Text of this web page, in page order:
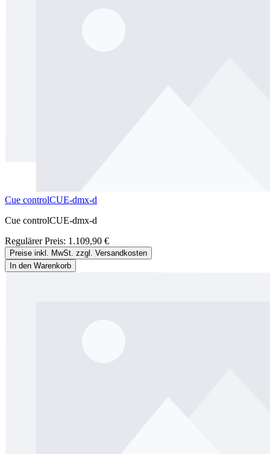
Cue controlCUE-dmx-d
Cue controlCUE-dmx-d
Regulärer Preis: 1.109,90 €
Preise inkl. MwSt. zzgl. Versandkosten
In den Warenkorb